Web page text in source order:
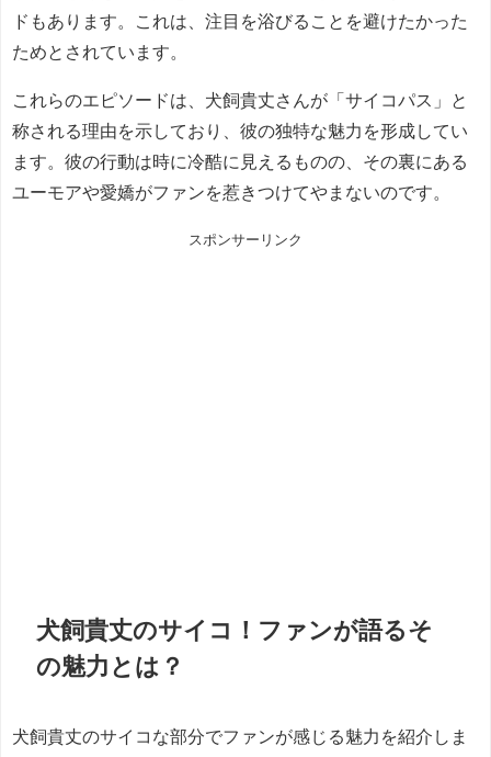
ドもあります。これは、注目を浴びることを避けたかった
ためとされています。
これらのエピソードは、犬飼貴丈さんが「サイコパス」と
称される理由を示しており、彼の独特な魅力を形成してい
ます。彼の行動は時に冷酷に見えるものの、その裏にある
ユーモアや愛嬌がファンを惹きつけてやまないのです。
スポンサーリンク
犬飼貴丈のサイコ！ファンが語るそ
の魅力とは？
犬飼貴丈のサイコな部分でファンが感じる魅力を紹介しま